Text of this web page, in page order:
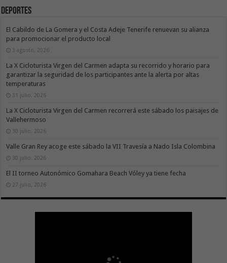
Deportes
El Cabildo de La Gomera y el Costa Adeje Tenerife renuevan su alianza
para promocionar el producto local
3 agosto, 2026
La X Cicloturista Virgen del Carmen adapta su recorrido y horario para
garantizar la seguridad de los participantes ante la alerta por altas
temperaturas
31 julio, 2026
La X Cicloturista Virgen del Carmen recorrerá este sábado los paisajes de
Vallehermoso
30 julio, 2026
Valle Gran Rey acoge este sábado la VII Travesía a Nado Isla Colombina
30 julio, 2026
El II torneo Autonómico Gomahara Beach Vóley ya tiene fecha
27 julio, 2026